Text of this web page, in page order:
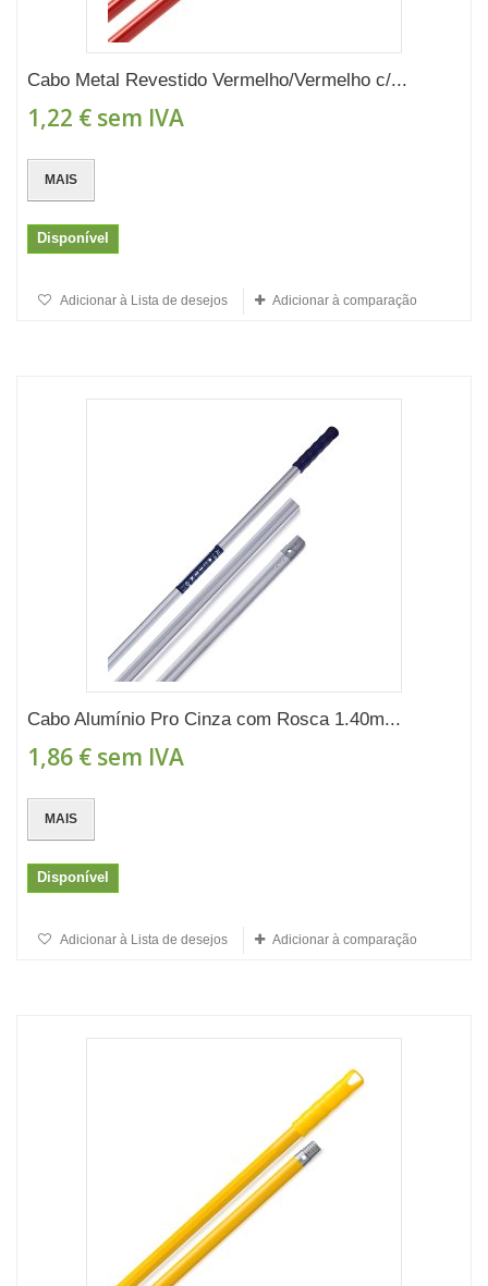
Cabo Metal Revestido Vermelho/Vermelho c/...
1,22 € sem IVA
MAIS
Disponível
Adicionar à Lista de desejos Adicionar à comparação
Cabo Alumínio Pro Cinza com Rosca 1.40m...
1,86 € sem IVA
MAIS
Disponível
Adicionar à Lista de desejos Adicionar à comparação